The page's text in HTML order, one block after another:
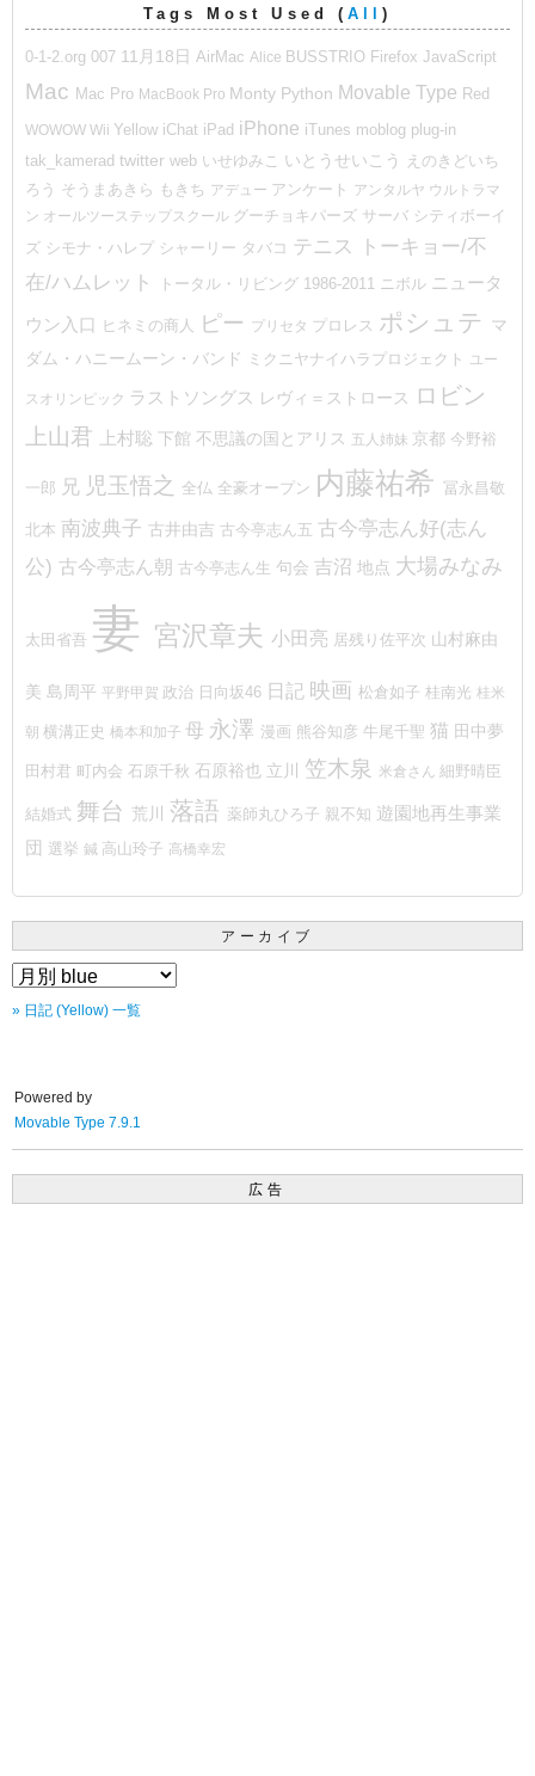
Tags Most Used ( All )
0-1-2.org 007 11月18日 AirMac Alice BUSSTRIO Firefox JavaScript
Mac Mac Pro MacBook Pro Monty Python Movable Type Red
WOWOW Wii Yellow iChat iPad iPhone iTunes moblog plug-in
tak_kamerad twitter web いせゆみこ いとうせいこう
えのきどいち
ろう そうまあきら もきち アデュー アンケート アンタルヤ ウルトラマ
ン オールツーステップスクール グーチョキパーズ サーバ シティボーイ
ズ シモナ・ハレプ シャーリー タバコ テニス
トーキョー/不
在/ハムレット
トータル・リビング 1986-2011 ニボル ニュータ
ウン入口 ヒネミの商人 ピー プリセタ プロレス ポシュテ
マ
ダム・ハニームーン・バンド
ミクニヤナイハラプロジェクト ユー
スオリンピック ラストソングス レヴィ＝ストロース ロビン
上山君 上村聡 下館 不思議の国とアリス 五人姉妹 京都 今野裕
一郎 兄 児玉悟之 全仏 全豪オープン 内藤祐希 冨永昌敬
北本 南波典子 古井由吉 古今亭志ん五 古今亭志ん好(志ん
公) 古今亭志ん朝 古今亭志ん生 句会 吉沼 地点 大場みなみ
太田省吾 妻 宮沢章夫 小田亮 居残り佐平次 山村麻由
美 島周平 平野甲賀 政治 日向坂46 日記 映画 松倉如子 桂南光 桂米
朝 横溝正史 橋本和加子 母 永澤 漫画 熊谷知彦 牛尾千聖 猫 田中夢
田村君 町内会 石原千秋 石原裕也 立川 笠木泉 米倉さん 細野晴臣
結婚式 舞台 荒川 落語 薬師丸ひろ子 親不知 遊園地再生事業
団 選挙 鍼 高山玲子 高橋幸宏
アーカイブ
» 日記 (Yellow) 一覧
Powered by
Movable Type 7.9.1
広告